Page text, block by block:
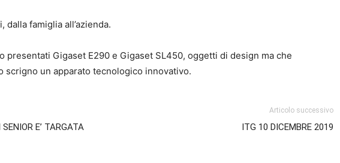
dalla famiglia all’azienda.
presentati Gigaset E290 e Gigaset SL450, oggetti di design ma che
scrigno un apparato tecnologico innovativo.
E’ TARGATA
Articolo successivo
ITG 10 DICEMBRE 2019